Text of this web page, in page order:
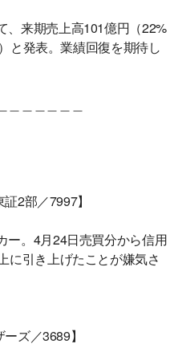
、来期売上高101億円（22%
と発表。業績回復を期待し
2部／7997】
。4月24日売買分から信用
に引き上げたことが嫌気さ
ズ／3689】